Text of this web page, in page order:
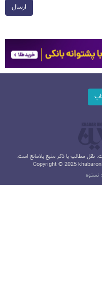
ارسال
مطالب با ذکر منبع بلامانع است.
Copyright © 2025
نستوه